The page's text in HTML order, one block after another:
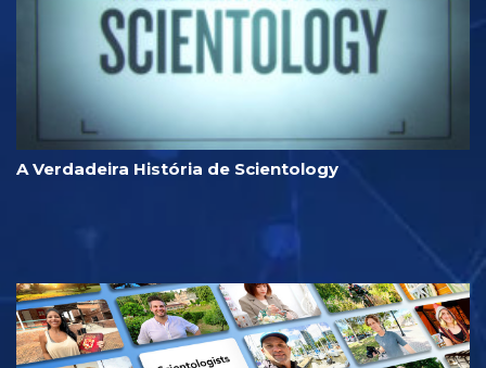
A Verdadeira História de Scientology